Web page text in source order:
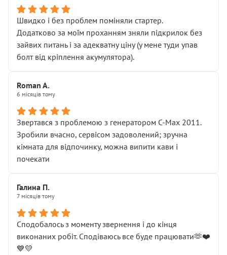
Швидко і без проблем поміняли стартер.
Додатково за моїм проханням зняли підкрилок без
зайвих питань і за адекватну ціну (у мене туди упав
болт від кріплення акумулятора).
Roman A.
6 місяців тому
Звертався з проблемою з генератором C-Max 2011.
Зробили вчасно, сервісом задоволений; зручна
кімната для відпочинку, можна випити кави і
почекати
Галина П.
7 місяців тому
Сподобалось з моменту звернення і до кінця
виконаних робіт. Сподіваюсь все буде працювати🫶❤️
💙💛